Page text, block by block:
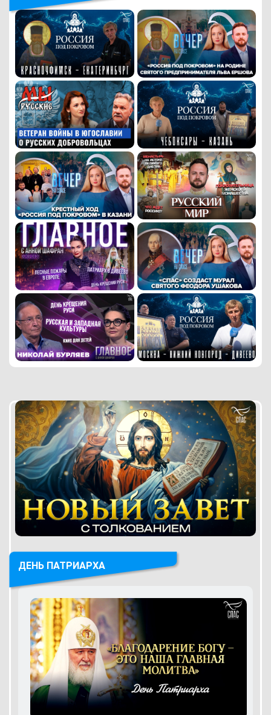
ДЕНЬ ПАТРИАРХА